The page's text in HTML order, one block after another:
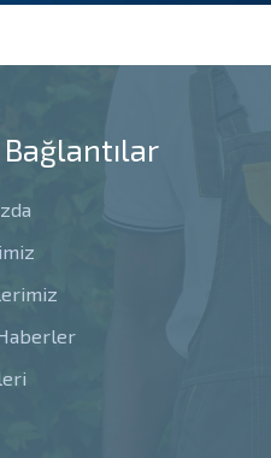
Bağlantılar